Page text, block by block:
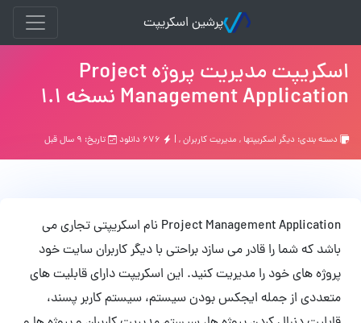
پرشین اسکریپت
اسکریپت مدیریت پروژه Project
Management Application نسخه 1.1
دسته بندی: ديگر اسكريپتها, مدیریت کاربران, | تاریخ: ۹ سال قبل
Project Management Application نام اسکریپتی تجاری می
باشد که شما را قادر می سازد براحتی با دیگر کاربران سایت خود
پروژه های خود را مدیریت کنید. این اسکریپت دارای قابلیت های
متعددی از جمله ایجکس بودن سیستم، سیستم کاربر پسند،